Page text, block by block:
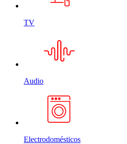
TV
Audio
Electrodomésticos